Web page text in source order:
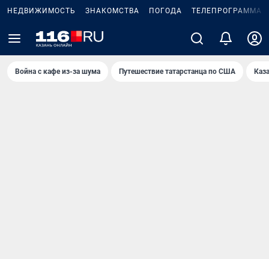
НЕДВИЖИМОСТЬ ЗНАКОМСТВА ПОГОДА ТЕЛЕПРОГРАММА
Война с кафе из-за шума Путешествие татарстанца по США